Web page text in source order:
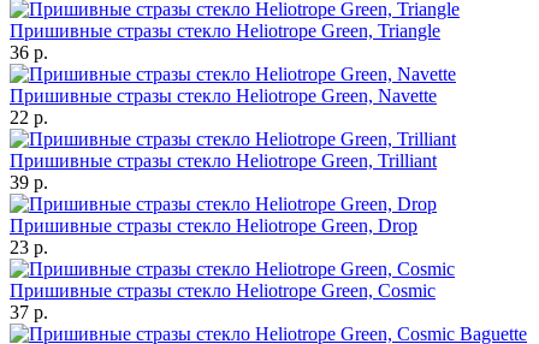
Пришивные стразы стекло Heliotrope Green, Triangle
36 р.
Пришивные стразы стекло Heliotrope Green, Navette
22 р.
Пришивные стразы стекло Heliotrope Green, Trilliant
39 р.
Пришивные стразы стекло Heliotrope Green, Drop
23 р.
Пришивные стразы стекло Heliotrope Green, Cosmic
37 р.